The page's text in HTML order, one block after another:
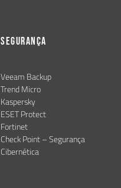
Segurança
Veeam Backup
Trend Micro
Kaspersky
ESET Protect
Fortinet
Check Point – Segurança
Cibernética